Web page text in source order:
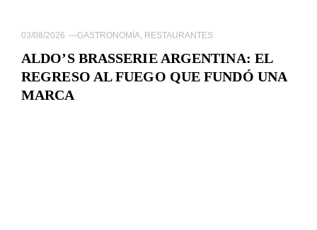
03/08/2026 —GASTRONOMÍA RESTAURANTES
ALDO’S BRASSERIE ARGENTINA: EL
REGRESO AL FUEGO QUE FUNDÓ UNA
MARCA